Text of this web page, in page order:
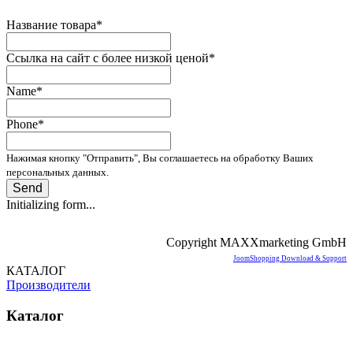
Название товара*
Ссылка на сайт с более низкой ценой*
Name*
Phone*
Нажимая кнопку "Отправить", Вы соглашаетесь на обработку Ваших
персональных данных.
Send
Initializing form...
Copyright MAXXmarketing GmbH
JoomShopping Download & Support
КАТАЛОГ
Производители
Каталог